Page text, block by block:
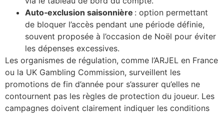
Auto‑exclusion saisonnière : option permettant
de bloquer l’accès pendant une période définie,
souvent proposée à l’occasion de Noël pour éviter
les dépenses excessives.
Les organismes de régulation, comme l’ARJEL en France
ou la UK Gambling Commission, surveillent les
promotions de fin d’année pour s’assurer qu’elles ne
contournent pas les règles de protection du joueur. Les
campagnes doivent clairement indiquer les conditions